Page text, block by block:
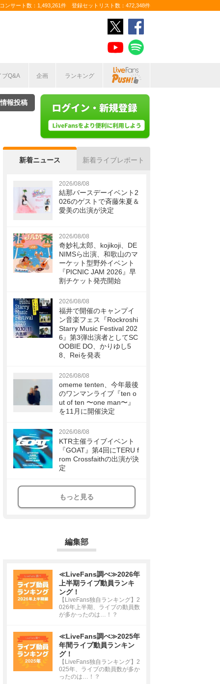
ンサート数：1,493,261件 登録セットリスト数：472,348件
ブQ&A 企画 ランキング
報投稿
新着ニュース 新着ライブレポート
2026/08/08
結那バースデーイベント2
026のゲストで斉藤朱夏＆
愛美の出演が決定
2026/08/08
奇妙礼太郎、kojikoji、DE
NIMSら出演、和歌山のマ
ーケット型野外イベント
『PICNIC JAM 2026』早
割チケット発売開始
2026/08/08
福井で開催のキャンプイ
ン音楽フェス『Rockroshi
Starry Music Festival 202
6』第3弾出演者としてSC
OOBIE DO、かりゆし5
8、Reiを発表
2026/08/08
omeme tenten、今年最後
のワンマンライブ『ten o
ut of ten 〜one man〜』
を11月に開催決定
2026/08/08
KTR主催ライブイベント
『GOAT』第4回にTERU f
rom Crossfaithの出演が決
定
もっと見る
編集部
≪LiveFans調べ≫2026年
上半期ライブ動員ランキ
ング！
【LiveFans独自ランキング】2
026年上半期、ライブの動員数
が多かったのは…！？
≪LiveFans調べ≫2025年
年間ライブ動員ランキン
グ！
【LiveFans独自ランキング】2
025年、ライブの動員数が多か
ったのは…！？